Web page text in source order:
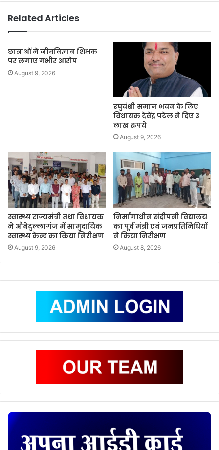
Related Articles
छात्राओं ने जीवविज्ञान शिक्षक
पर लगाए गंभीर आरोप
August 9, 2026
रघुवंशी समाज भवन के लिए
विधायक देवेंद्र पटेल ने दिए 3
लाख रुपये
August 9, 2026
स्वास्थ्य राज्यमंत्री तथा विधायक
ने औबेदुल्लागंज में सामुदायिक
स्वास्थ्य केन्द्र का किया निरीक्षण
August 9, 2026
निर्माणाधीन संदीपनी विद्यालय
का पूर्व मंत्री एवं जनप्रतिनिधियों
ने किया निरीक्षण
August 8, 2026